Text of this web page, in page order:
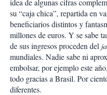
idea de algunas cifras
su “caja chica”, repartida en
beneficiarios distintos y
millones de euros. Y se sabe
de sus ingresos proceden del
mundiales. Nadie sabe ni
embolsar, por ejemplo este
todo gracias a Brasil. Por
diferentes.